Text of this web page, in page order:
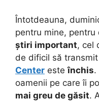
Întotdeauna,
pentru mine, pentru
știri important, cel
de dificil să
Center esteînchis.
oamenii pe care îi
mai greu de găsit.